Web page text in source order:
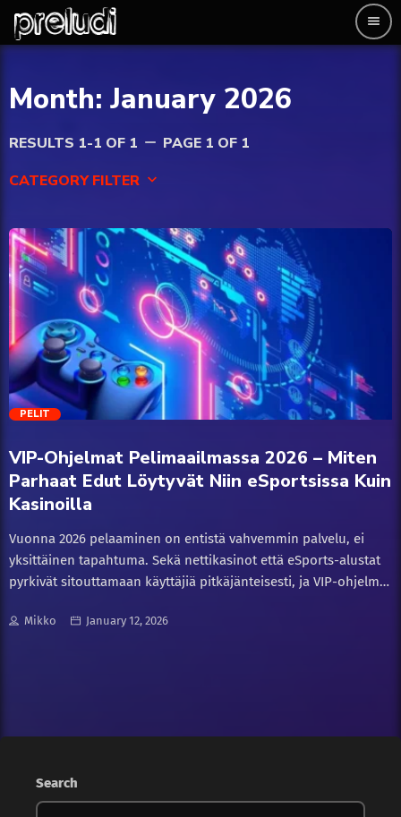
menu
Month: January 2026
RESULTS 1-1 OF 1 remove PAGE 1 OF 1
CATEGORY FILTER keyboard_arrow_down
Entertainment
Esport
Finance
Innovaatiot
Kirja
Parenting
Pelit
PELIT
VIP-Ohjelmat Pelimaailmassa 2026 – Miten
Parhaat Edut Löytyvät Niin eSportsissa Kuin
Kasinoilla
Vuonna 2026 pelaaminen on entistä vahvemmin palvelu, ei
yksittäinen tapahtuma. Sekä nettikasinot että eSports-alustat
pyrkivät sitouttamaan käyttäjiä pitkäjänteisesti, ja VIP-ohjelmat
tervetuliaisbonuksista, vaan kokonaisista ekosysteemeistä,
kasinoiden ja eSportsin välillä ja miten pelaaja voi erottaa
Mikko January 12, 2026
Search